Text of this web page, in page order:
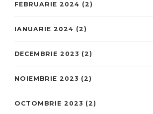
FEBRUARIE 2024 (2)
IANUARIE 2024 (2)
DECEMBRIE 2023 (2)
NOIEMBRIE 2023 (2)
OCTOMBRIE 2023 (2)